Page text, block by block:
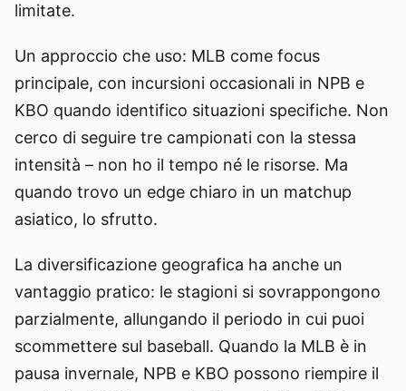
limitate.
Un approccio che uso: MLB come focus
principale, con incursioni occasionali in NPB e
KBO quando identifico situazioni specifiche. Non
cerco di seguire tre campionati con la stessa
intensità – non ho il tempo né le risorse. Ma
quando trovo un edge chiaro in un matchup
asiatico, lo sfrutto.
La diversificazione geografica ha anche un
vantaggio pratico: le stagioni si sovrappongono
parzialmente, allungando il periodo in cui puoi
scommettere sul baseball. Quando la MLB è in
pausa invernale, NPB e KBO possono riempire il